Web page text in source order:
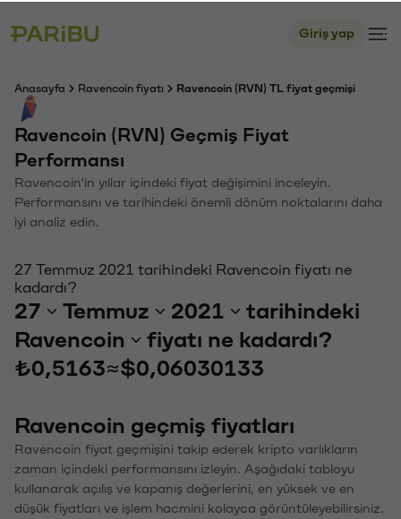
Giriş yap
Anasayfa Ravencoin fiyatı Ravencoin (RVN) TL fiyat geçmişi
Ravencoin (RVN) Geçmiş Fiyat
Performansı
Ravencoin'in yıllar içindeki fiyat değişimini inceleyin.
Performansını ve tarihindeki önemli dönüm noktalarını daha
iyi analiz edin.
27 Temmuz 2021 tarihindeki Ravencoin fiyatı ne
kadardı?
27 Temmuz 2021
tarihindeki
Ravencoin
fiyatı ne kadardı?
₺0,5163≈$0,06030133
Ravencoin geçmiş fiyatları
Ravencoin fiyat geçmişini takip ederek kripto varlıkların
zaman içindeki performansını izleyin. Aşağıdaki tabloyu
kullanarak açılış ve kapanış değerlerini, en yüksek ve en
düşük fiyatları ve işlem hacmini kolayca görüntüleyebilirsiniz.